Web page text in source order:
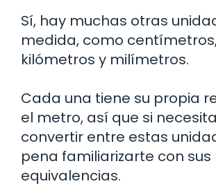
Sí, hay muchas otras
medida, como
kilómetros y milímetros.
Cada una tiene su propia
el metro, así que si
convertir entre estas
pena familiarizarte con sus
equivalencias.